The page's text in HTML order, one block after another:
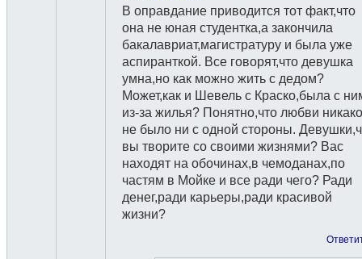
В оправдание приводится тот факт,что
она не юная студентка,а закончила
бакалавриат,магистратуру и была уже
аспиранткой. Все говорят,что девушка
умна,но как можно жить с дедом?
Может,как и Шевель с Краско,была с
из-за жилья? Понятно,что любви
не было ни с одной стороны.
вы творите со своими жизнями? Вас
находят на обочинах,в чемоданах,по
частям в Мойке и все ради чего? Ради
денег,ради карьеры,ради красивой
жизни?